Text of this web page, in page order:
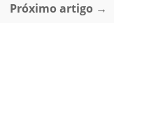
Próximo artigo →